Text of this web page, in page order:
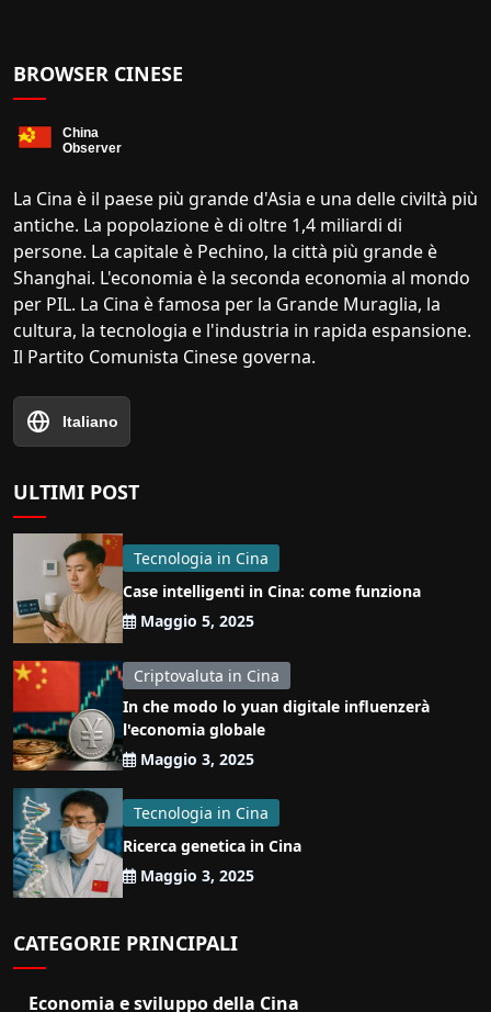
BROWSER CINESE
La Cina è il paese più grande d'Asia e una delle civiltà più
antiche. La popolazione è di oltre 1,4 miliardi di
persone. La capitale è Pechino, la città più grande è
Shanghai. L'economia è la seconda economia al mondo
per PIL. La Cina è famosa per la Grande Muraglia, la
cultura, la tecnologia e l'industria in rapida espansione.
Il Partito Comunista Cinese governa.
Italiano
ULTIMI POST
Tecnologia in Cina
Case intelligenti in Cina: come funziona
Maggio 5, 2025
Criptovaluta in Cina
In che modo lo yuan digitale influenzerà
l'economia globale
Maggio 3, 2025
Tecnologia in Cina
Ricerca genetica in Cina
Maggio 3, 2025
CATEGORIE PRINCIPALI
Economia e sviluppo della Cina